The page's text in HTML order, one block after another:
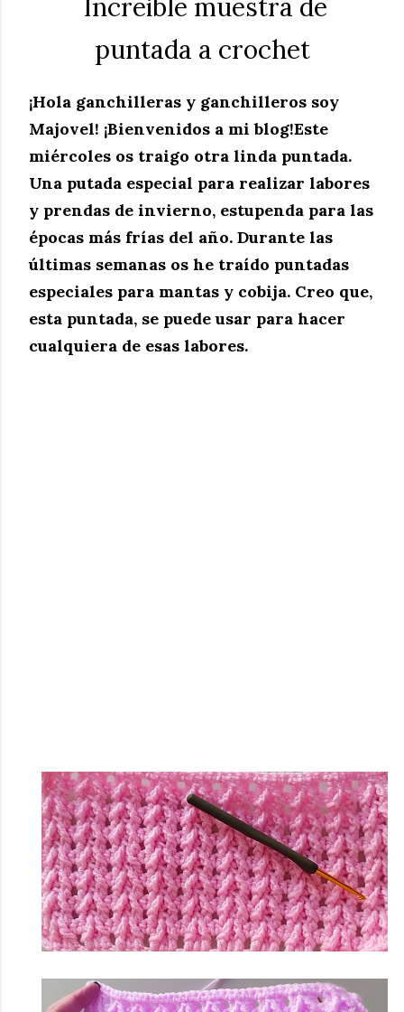
Increible muestra de
puntada a crochet
¡Hola ganchilleras y ganchilleros soy
Majovel! ¡Bienvenidos a mi blog!Este
miércoles os traigo otra linda puntada.
Una putada especial para realizar labores
y prendas de invierno, estupenda para las
épocas más frías del año. Durante las
últimas semanas os he traído puntadas
especiales para mantas y cobija. Creo que,
esta puntada, se puede usar para hacer
cualquiera de esas labores.